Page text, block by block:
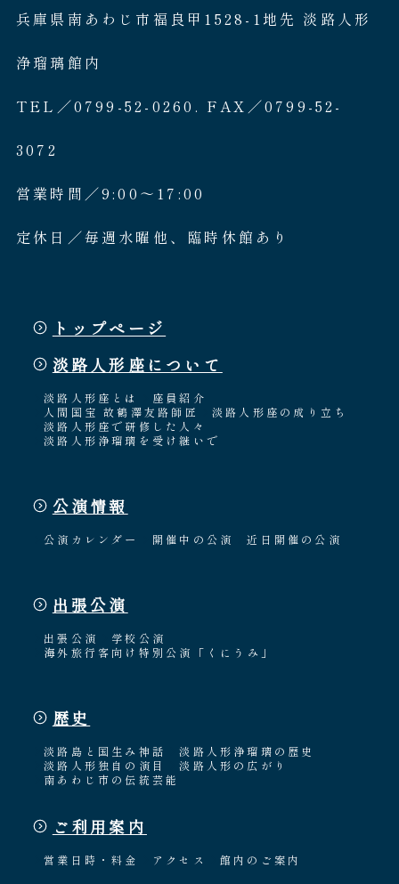
兵庫県南あわじ市福良甲1528-1地先 淡路人形
浄瑠璃館内
TEL／0799-52-0260. FAX／0799-52-
3072
営業時間／9:00〜17:00
定休日／毎週水曜他、臨時休館あり
トップページ
淡路人形座について
淡路人形座とは
座員紹介
人間国宝 故鶴澤友路師匠
淡路人形座の成り立ち
淡路人形座で研修した人々
淡路人形浄瑠璃を受け継いで
公演情報
公演カレンダー 開催中の公演 近日開催の公演
出張公演
出張公演
学校公演
海外旅行客向け特別公演「くにうみ」
歴史
淡路島と国生み神話
淡路人形浄瑠璃の歴史
淡路人形独自の演目
淡路人形の広がり
南あわじ市の伝統芸能
ご利用案内
営業日時・料金 アクセス 館内のご案内